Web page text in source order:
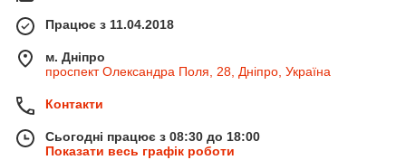
Працює з 11.04.2018
м. Дніпро
проспект Олександра Поля, 28, Дніпро, Україна
Контакти
Сьогодні працює з 08:30 до 18:00
Показати весь графік роботи